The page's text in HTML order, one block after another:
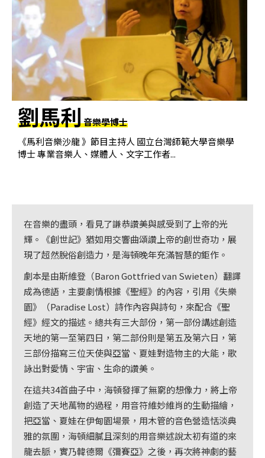
關
於
夜
鶯
基
金
會
聯
絡
登
入/
加
入
會
員
回
首
頁
劉馬利音樂學博士
《馬利音樂沙龍 》節目主持人 國立台灣師範大學音樂學
博士 專業音樂人、媒體人、文字工作者...
在音樂的盡頭，看見了謙恭讚美與感受到了上帝的光
輝。《創世記》猶如用交響曲頌讚上帝的創世奇功，展
現了超然脫俗創造力，是海頓晚年充滿智慧的鉅作。
劇本是由斯維登（Baron Gottfried van Swieten）翻譯
成為德語，主要劇情根據《聖經》的內容，引用《失樂
園》（Paradise Lost）詩作內容與詩句，來配合《聖
經》經文的描述。總共有三大部份，第一部份講述創造
天地的第一至第四日，第二部份則是第五及第六日，第
三部份描寫三位天使與亞當、夏娃對造物主的大能，歌
詠出對愛情、宇宙、生命的讚美。
在這共34首曲子中，海頓發揮了無窮的想像力，將上帝
創造了天地萬物的過程，用音符維妙維肖的生動描繪，
把亞當、夏娃在伊甸園場景，用木管的音色營造恬淡典
雅的氛圍，海頓細膩且深刻的用音樂述說太初有道的來
龍去脈，實乃韓德爾《彌賽亞》之後，再次將神劇的藝